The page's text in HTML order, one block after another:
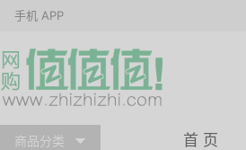
手机 APP
商品分类 首 页